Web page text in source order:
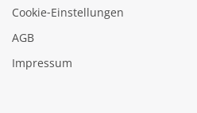
Cookie‑Einstellungen
AGB
Impressum